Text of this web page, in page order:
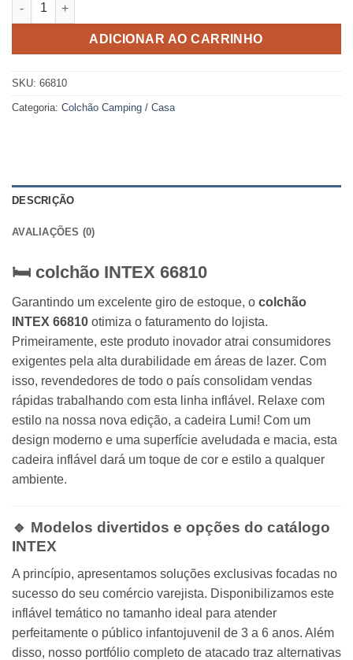
ADICIONAR AO CARRINHO
SKU: 66810
Categoria: Colchão Camping / Casa
DESCRIÇÃO
AVALIAÇÕES (0)
🛏️ colchão INTEX 66810
Garantindo um excelente giro de estoque, o colchão
INTEX 66810 otimiza o faturamento do lojista.
Primeiramente, este produto inovador atrai consumidores
exigentes pela alta durabilidade em áreas de lazer. Com
isso, revendedores de todo o país consolidam vendas
rápidas trabalhando com esta linha inflável. Relaxe com
estilo na nossa nova edição, a cadeira Lumi! Com um
design moderno e uma superfície aveludada e macia, esta
cadeira inflável dará um toque de cor e estilo a qualquer
ambiente.
🔹 Modelos divertidos e opções do catálogo
INTEX
A princípio, apresentamos soluções exclusivas focadas no
sucesso do seu comércio varejista. Disponibilizamos este
inflável temático no tamanho ideal para atender
perfeitamente o público infantojuvenil de 3 a 6 anos. Além
disso, nosso portfólio completo de atacado traz alternativas